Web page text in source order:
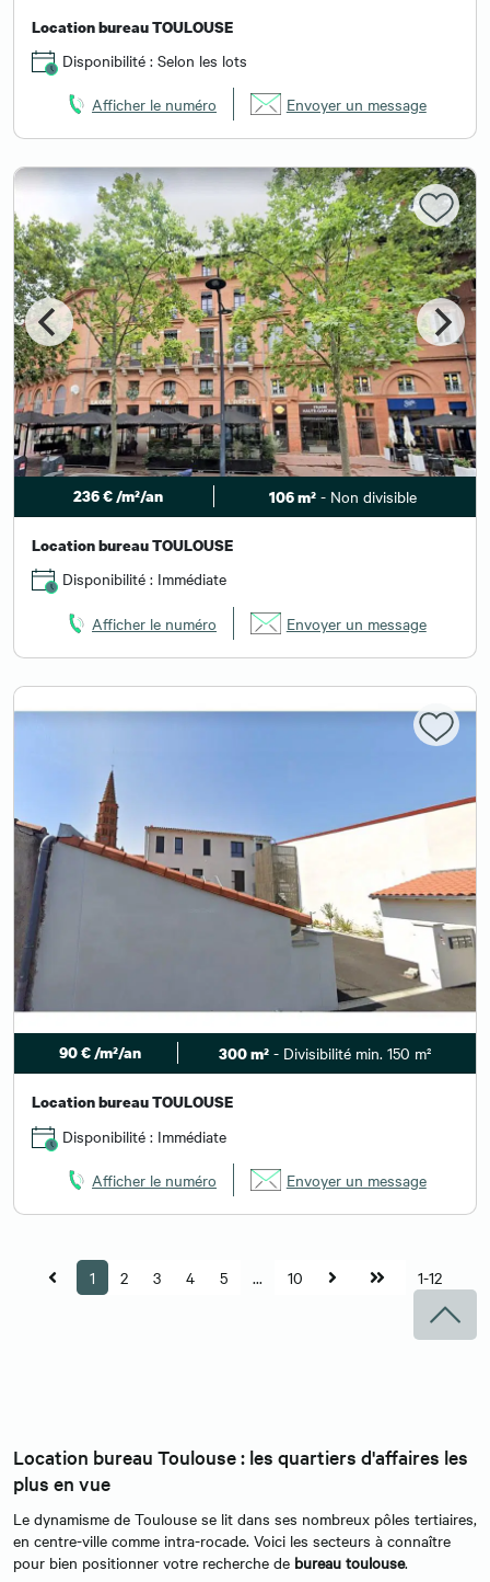
Location bureau TOULOUSE
Disponibilité : Selon les lots
Afficher le numéro Envoyer un message
236 € /m²/an 106 m² - Non divisible
Location bureau TOULOUSE
Disponibilité : Immédiate
Afficher le numéro Envoyer un message
90 € /m²/an 300 m² - Divisibilité min. 150 m²
Location bureau TOULOUSE
Disponibilité : Immédiate
Afficher le numéro Envoyer un message
1 2 3 4 5 ... 10 1-12
Location bureau Toulouse : les quartiers d'affaires les
plus en vue
Le dynamisme de Toulouse se lit dans ses nombreux pôles tertiaires,
en centre-ville comme intra-rocade. Voici les secteurs à connaître
pour bien positionner votre recherche de bureau toulouse.